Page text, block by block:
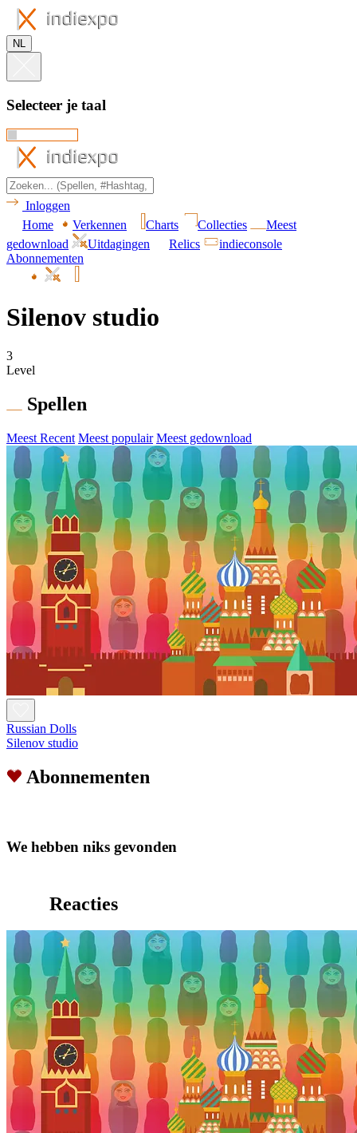
NL
Selecteer je taal
Inloggen
Home
Verkennen Charts Collecties
Meest
gedownload
Uitdagingen Relics
indieconsole
Abonnementen
Silenov studio
3
Level
Spellen
Meest Recent Meest populair Meest gedownload
Russian Dolls
Silenov studio
Abonnementen
We hebben niks gevonden
Reacties